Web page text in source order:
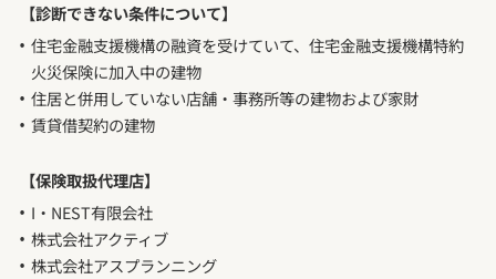
【診断できない条件について】
住宅金融支援機構の融資を受けていて、住宅金融支援機構特約
火災保険に加入中の建物
住居と併用していない店舗・事務所等の建物および家財
賃貸借契約の建物
【保険取扱代理店】
I・NEST有限会社
株式会社アクティブ
株式会社アスプランニング